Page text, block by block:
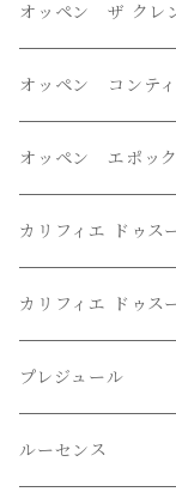
オッペン ザ クレ
オッペン コンテ
オッペン エポッ
カリフィエ ドゥス
カリフィエ ドゥス
プレジュール
ルーセンス